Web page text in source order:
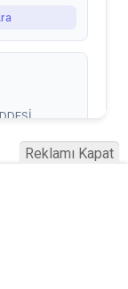
Reklamı Kapat